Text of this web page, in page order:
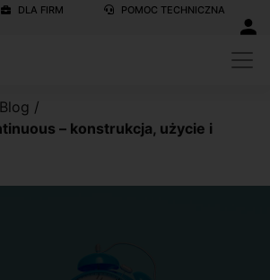
DLA FIRM POMOC TECHNICZNA
Blog /
– konstrukcja, użycie i